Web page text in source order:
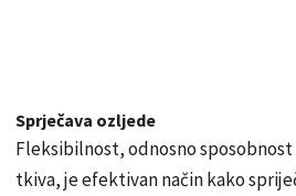
Sprječava ozljede
Fleksibilnost, odnosno
tkiva, je efektivan način kako